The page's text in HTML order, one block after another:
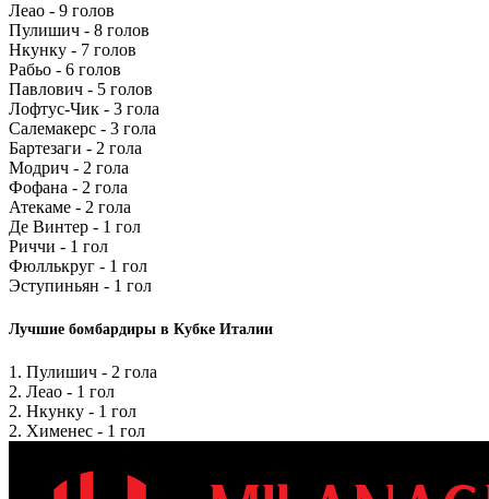
Леао - 9 голов
Пулишич - 8 голов
Нкунку - 7 голов
Рабьо - 6 голов
Павлович - 5 голов
Лофтус-Чик - 3 гола
Салемакерс - 3 гола
Бартезаги - 2 гола
Модрич - 2 гола
Фофана - 2 гола
Атекаме - 2 гола
Де Винтер - 1 гол
Риччи - 1 гол
Фюллькруг - 1 гол
Эступиньян - 1 гол
Лучшие бомбардиры в Кубке Италии
1. Пулишич - 2 гола
2. Леао - 1 гол
2. Нкунку - 1 гол
2. Хименес - 1 гол